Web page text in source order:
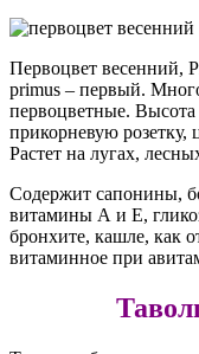
Первоцвет весенний,
primus – первый.
первоцветные. Высота
прикорневую розетку,
Растет на лугах,
Содержит сапонины,
витамины А и Е,
бронхите, кашле, как
витаминное при